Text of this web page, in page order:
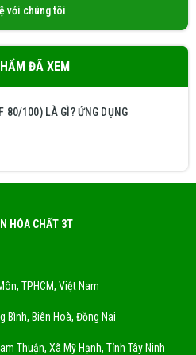
với chúng tôi
ĐÃ XEM
80/100) LÀ GÌ? ỨNG DỤNG
HÓA CHẤT 3T
TPHCM, Việt Nam
Bình, Biên Hoà, Đồng Nai
Thuận, Xã Mỹ Hạnh, Tỉnh Tây Ninh